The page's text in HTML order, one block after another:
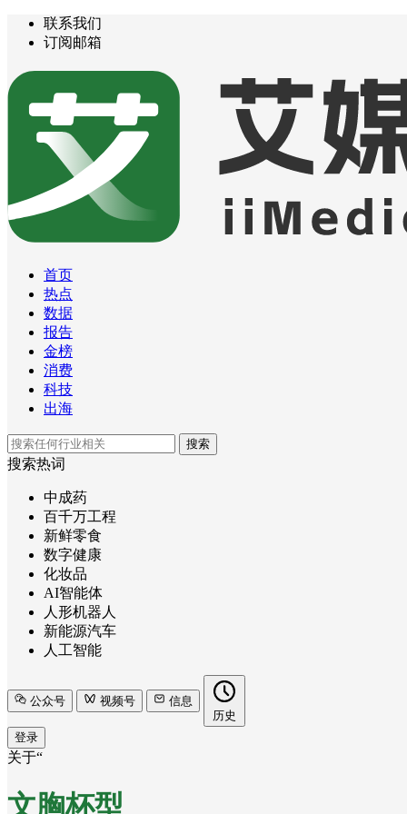
联系我们
订阅邮箱
首页
热点
数据
报告
金榜
消费
科技
出海
搜索
搜索热词
中成药
百千万工程
新鲜零食
数字健康
化妆品
AI智能体
人形机器人
新能源汽车
人工智能
公众号 视频号
信息
历史
登录
关于“
文胸杯型